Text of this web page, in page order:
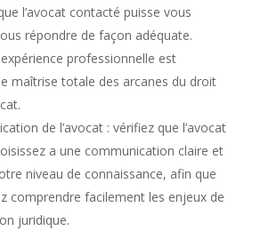
l’avocat contacté puisse vous
répondre de façon adéquate.
professionnelle est
maîtrise totale des arcanes du droit
de l’avocat : vérifiez que l’avocat
a une communication claire et
niveau de connaissance, afin que
comprendre facilement les enjeux de
juridique.